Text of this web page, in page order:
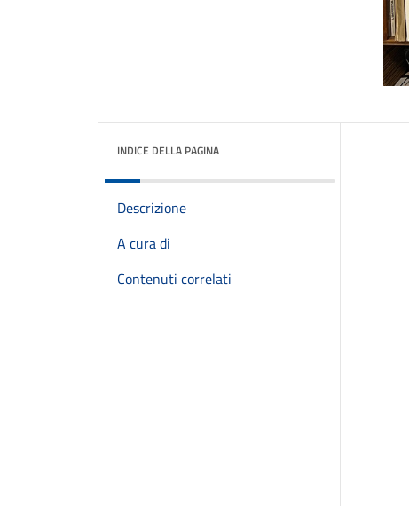
INDICE DELLA PAGINA
Descrizione
A cura di
Contenuti correlati